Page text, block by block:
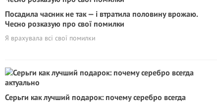
Посадила часник не так — і втратила половину врожаю.
Чесно розказую про свої помилки
Я врахувала всі свої помилки
Серьги как лучший подарок: почему серебро всегда